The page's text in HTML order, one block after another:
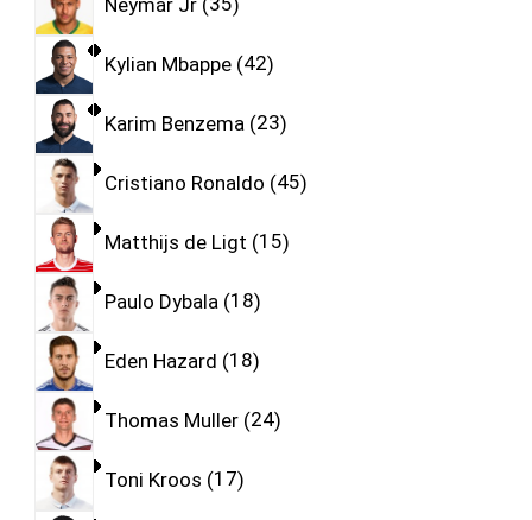
Kylian Mbappe 42
Karim Benzema 23
Cristiano Ronaldo 45
Matthijs de Ligt 15
Paulo Dybala 18
Eden Hazard 18
Thomas Muller 24
Toni Kroos 17